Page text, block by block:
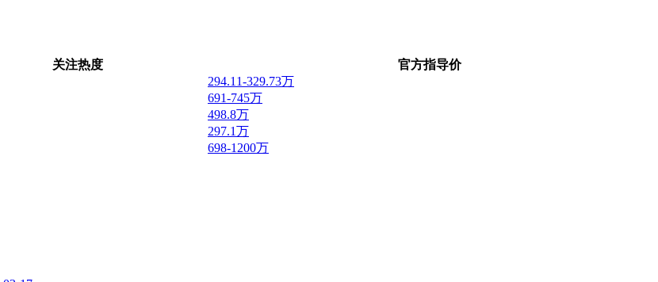
关注热度
官方指导价
294.11-329.73万
691-745万
498.8万
297.1万
698-1200万